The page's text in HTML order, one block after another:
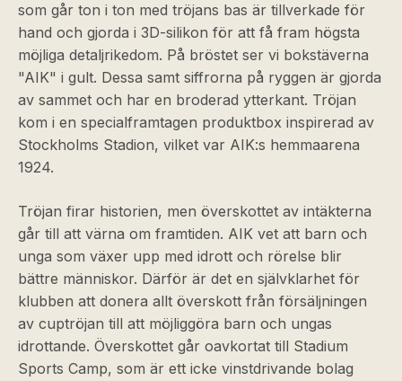
som går ton i ton med tröjans bas är tillverkade för
hand och gjorda i 3D-silikon för att få fram högsta
möjliga detaljrikedom. På bröstet ser vi bokstäverna
"AIK" i gult. Dessa samt siffrorna på ryggen är gjorda
av sammet och har en broderad ytterkant. Tröjan
kom i en specialframtagen produktbox inspirerad av
Stockholms Stadion, vilket var AIK:s hemmaarena
1924.
Tröjan firar historien, men överskottet av intäkterna
går till att värna om framtiden. AIK vet att barn och
unga som växer upp med idrott och rörelse blir
bättre människor. Därför är det en självklarhet för
klubben att donera allt överskott från försäljningen
av cuptröjan till att möjliggöra barn och ungas
idrottande. Överskottet går oavkortat till Stadium
Sports Camp, som är ett icke vinstdrivande bolag